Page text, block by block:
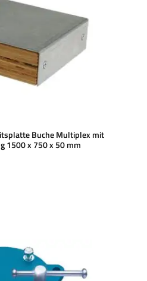
Buche Multiplex mit
1500 x 750 x 50 mm